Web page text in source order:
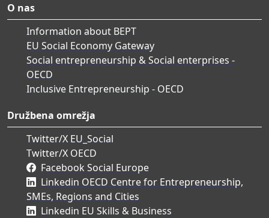
O nas
Information about BEPT
EU Social Economy Gateway
Social entrepreneurship & Social enterprises -
OECD
Inclusive Entrepreneurship - OECD
Družbena omrežja
Twitter/X EU_Social
Twitter/X OECD
Facebook Social Europe
Linkedin OECD Centre for Entrepreneurship,
SMEs, Regions and Cities
Linkedin EU Skills & Business